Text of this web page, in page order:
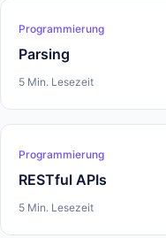
Programmierung
Parsing
5 Min. Lesezeit
Programmierung
RESTful APIs
5 Min. Lesezeit